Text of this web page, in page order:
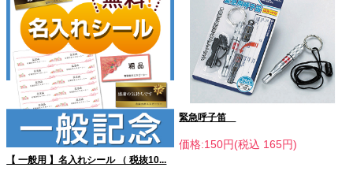
【 一般用 】名入れシール （ 税抜10...
緊急呼子笛
価格:150円(税込 165円)